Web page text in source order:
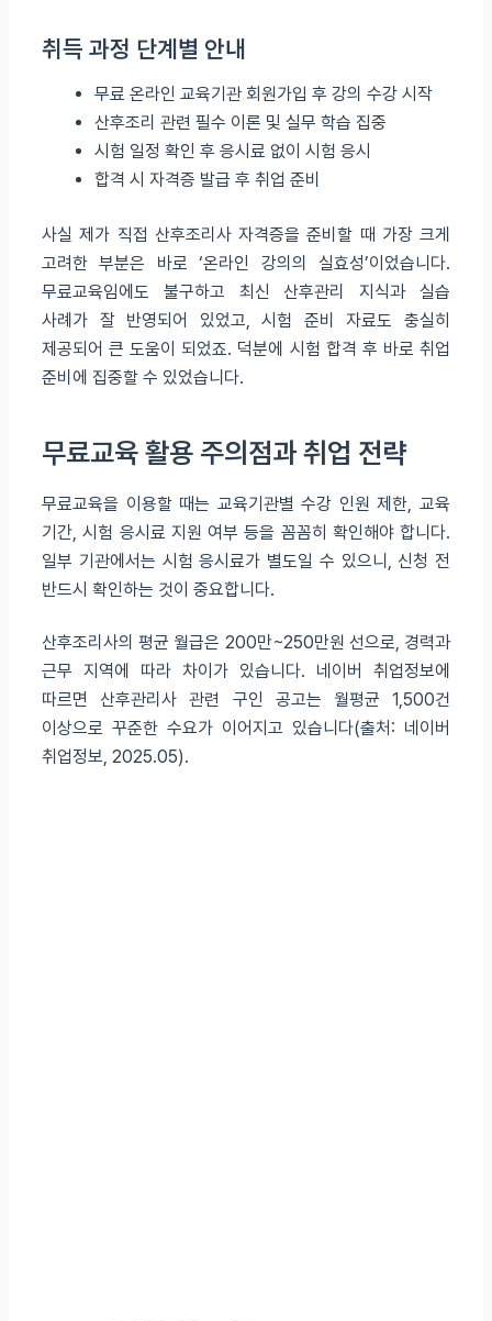
취득 과정 단계별 안내
무료 온라인 교육기관 회원가입 후 강의 수강 시작
산후조리 관련 필수 이론 및 실무 학습 집중
시험 일정 확인 후 응시료 없이 시험 응시
합격 시 자격증 발급 후 취업 준비
사실 제가 직접 산후조리사 자격증을 준비할 때 가장 크게
고려한 부분은 바로 ‘온라인 강의의 실효성’이었습니다.
무료교육임에도 불구하고 최신 산후관리 지식과 실습
사례가 잘 반영되어 있었고, 시험 준비 자료도 충실히
제공되어 큰 도움이 되었죠. 덕분에 시험 합격 후 바로 취업
준비에 집중할 수 있었습니다.
무료교육 활용 주의점과 취업 전략
무료교육을 이용할 때는 교육기관별 수강 인원 제한, 교육
기간, 시험 응시료 지원 여부 등을 꼼꼼히 확인해야 합니다.
일부 기관에서는 시험 응시료가 별도일 수 있으니, 신청 전
반드시 확인하는 것이 중요합니다.
산후조리사의 평균 월급은 200만~250만원 선으로, 경력과
근무 지역에 따라 차이가 있습니다. 네이버 취업정보에
따르면 산후관리사 관련 구인 공고는 월평균 1,500건
이상으로 꾸준한 수요가 이어지고 있습니다(출처: 네이버
취업정보, 2025.05).